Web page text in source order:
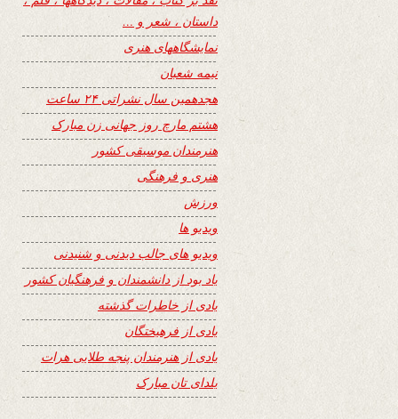
داستان ، شعر و …
نمایشگاههای هنری
نیمه شعبان
هجدهمین سال نشراتی ۲۴ ساعت
هشتم مارچ روز جهانی زن مبارک
هنرمندان موسیقی کشور
هنری و فرهنگی
ورزش
ویدیو ها
ویدیو های جالب دیدنی و شنیدنی
یاد بود از دانشمندان و فرهنگیان کشور
یادی از خاطرات گذشته
یادی از فرهیختگان
یادی از هنرمندان پنجه طلایی هرات
یلدای تان مبارک